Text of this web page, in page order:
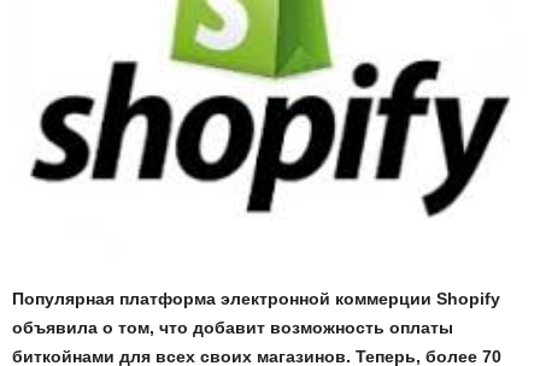
Популярная платформа электронной коммерции Shopify
объявила о том, что добавит возможность оплаты
биткойнами для всех своих магазинов. Теперь, более 70